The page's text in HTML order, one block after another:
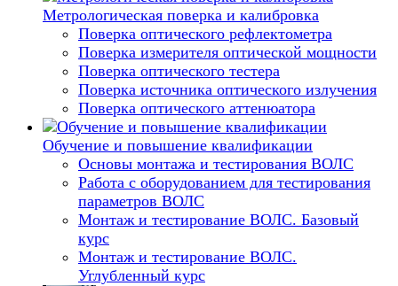
Метрологическая поверка и калибровка
Поверка оптического рефлектометра
Поверка измерителя оптической мощности
Поверка оптического тестера
Поверка источника оптического излучения
Поверка оптического аттенюатора
Обучение и повышение квалификации
Основы монтажа и тестирования ВОЛС
Работа с оборудованием для тестирования
параметров ВОЛС
Монтаж и тестирование ВОЛС. Базовый
курс
Монтаж и тестирование ВОЛС.
Углубленный курс